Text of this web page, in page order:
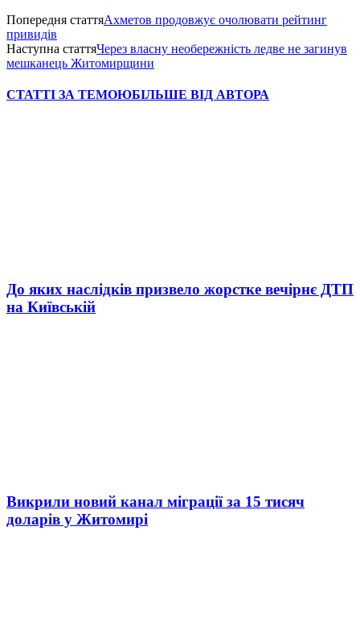
Попередня статтяАхметов продовжує очолювати рейтинг
привидів
Наступна статтяЧерез власну необережність ледве не загинув
мешканець Житомирщини
СТАТТІ ЗА ТЕМОЮБІЛЬШЕ ВІД АВТОРА
До яких наслідків призвело жорстке вечірнє ДТП
на Київській
Викрили новий канал міграції за 15 тисяч
доларів у Житомирі